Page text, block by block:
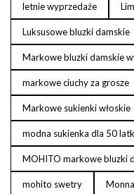
letnie wyprzedaże
Luksusowe bluzki damskie
Markowe bluzki damskie
markowe ciuchy za grosze
Markowe sukienki włoskie
modna sukienka dla 50
MOHITO markowe bluzki
mohito swetry